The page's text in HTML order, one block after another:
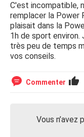
C'est incompatible,
remplacer la Power
plaisait dans la
1h de sport environ.
très peu de temps
vos conseils.
Commenter
Vous n’avez